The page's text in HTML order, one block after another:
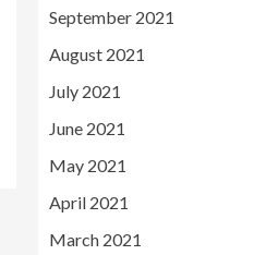
September 2021
August 2021
July 2021
June 2021
May 2021
April 2021
March 2021